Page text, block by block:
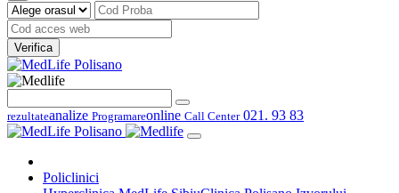
Verifica
rezultateanalize Programareonline Call Center021. 93 83
Policlinici